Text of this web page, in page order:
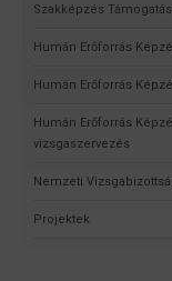
Szakképzés
Humán Erőforrás
Humán Erőforrás
Humán Erőforrás
vizsgaszervezés
Nemzeti
Projektek